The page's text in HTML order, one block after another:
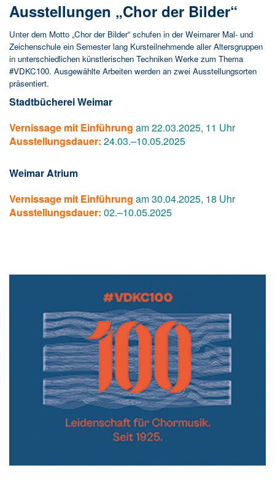
Ausstellungen „Chor der Bilder“
Unter dem Motto „Chor der Bilder“ schufen in der Weimarer Mal- und
Zeichenschule ein Semester lang Kursteilnehmende aller Altersgruppen
in unterschiedlichen künstlerischen Techniken Werke zum Thema
#VDKC100. Ausgewählte Arbeiten werden an zwei Ausstellungsorten
präsentiert.
Stadtbücherei Weimar
Vernissage mit Einführung am 22.03.2025, 11 Uhr
Ausstellungsdauer: 24.03.–10.05.2025
Weimar Atrium
Vernissage mit Einführung am 30.04.2025, 18 Uhr
Ausstellungsdauer: 02.–10.05.2025